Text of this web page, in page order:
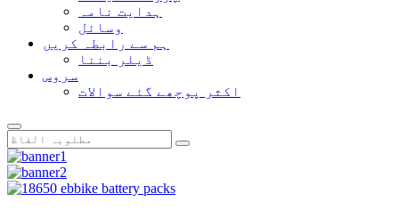
ہدایت نامہ
وسائل
ہم سے رابطہ کریں
ڈیلر بننا
سروس
اکثر پوچھے گئے سوالات